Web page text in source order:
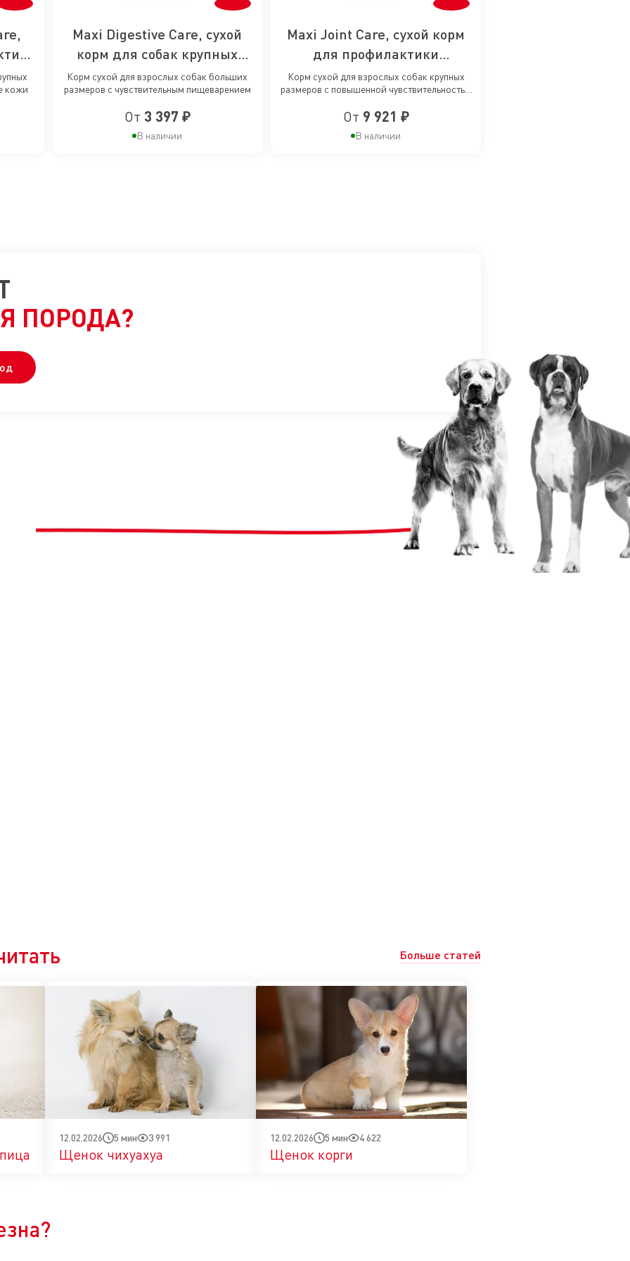
у
кожи
Maxi Digestive Care, сухой
корм для собак крупных
пород с чувствительным
пищеварением
Корм сухой для взрослых собак больших
размеров с чувствительным пищеварением
От 3 397 ₽
В наличии
Maxi Joint Care, сухой корм
для профилактики
нарушений работы суставов у
собак крупных пород
Корм сухой для взрослых собак крупных
размеров с повышенной чувствительностью
От 9 921 ₽
В наличии
ПОРОДА?
Больше статей
12.02.2026 5 мин 3 991
Щенок чихуахуа
12.02.2026 5 мин 4 622
Щенок корги